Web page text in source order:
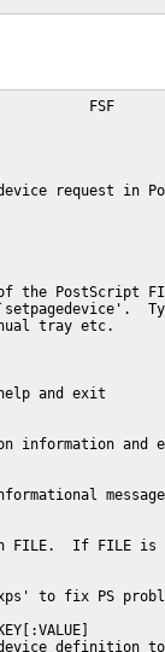
FSF
request in
the PostScript
tray etc.
and exit
information and
FILE.  If FILE is
to fix PS
definition